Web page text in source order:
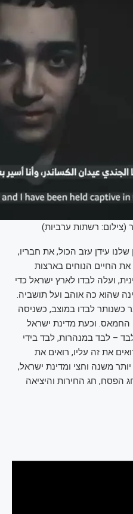
(צילום: רשתות ערביות)
עידן עזב הכול, את חבריו,
החיים הנוחים בארצות
ועלה לבדו לארץ ישראל כדי
שהוא כה אוהב ועל תושביה.
כשנותר לבדו במוצב, כשניסה
החמאס. וכעת מדינת ישראל
– לבד במנהרות, לבד בידי
את זה עליו, רואים את
555 ימים, כבר יותר משנה וחצי ומדינת ישראל,
הפסח, חג החירות והיציאה